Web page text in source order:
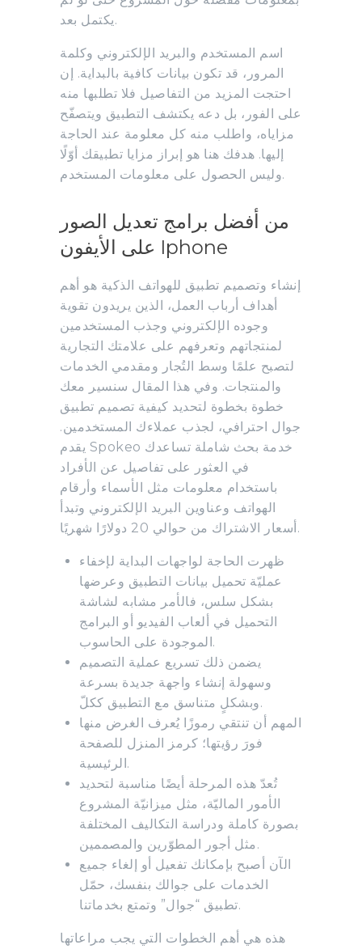
يكتمل بعد.
اسم المستخدم والبريد الإلكتروني وكلمة
المرور، قد تكون بيانات كافية بالبداية. إن
احتجت المزيد من التفاصيل فلا تطلبها منه
على الفور، بل دعه يكتشف التطبيق ويتصفّح
مزاياه، واطلب منه كل معلومة عند الحاجة
إليها. هدفك هنا هو إبراز مزايا تطبيقك أوّلًا
وليس الحصول على معلومات المستخدم.
من أفضل برامج تعديل الصور
على الأيفون Iphone
إنشاء وتصميم تطبيق للهواتف الذكية هو أهم
أهداف أرباب العمل، الذين يريدون تقوية
وجوده الإلكتروني وجذب المستخدمين
لمنتجاتهم وتعرفهم على علامتك التجارية
لتصبح علمًا وسط التُجار ومقدمي الخدمات
والمنتجات. وفي هذا المقال سنسير معك
خطوة بخطوة لتحديد كيفية تصميم تطبيق
جوال احترافي، لجذب عملاءك المستخدمين.
يقدم Spokeo خدمة بحث شاملة تساعدك
في العثور على تفاصيل عن الأفراد
باستخدام معلومات مثل الأسماء وأرقام
الهواتف وعناوين البريد الإلكتروني وتبدأ
أسعار الاشتراك من حوالي 20 دولارًا شهريًا.
ظهرت الحاجة لواجهات البداية لإخفاء
عمليّة تحميل بيانات التطبيق وعرضها
بشكل سلس، فالأمر مشابه لشاشة
التحميل في ألعاب الفيديو أو البرامج
الموجودة على الحاسوب.
يضمن ذلك تسريع عملية التصميم
وسهولة إنشاء واجهة جديدة بسرعة
وبشكلٍ متناسق مع التطبيق ككلّ.
المهم أن تنتقي رموزًا يُعرف الغرض منها
فورَ رؤيتها؛ كرمز المنزل للصفحة
الرئيسية.
تُعدّ هذه المرحلة أيضًا مناسبة لتحديد
الأمور الماليّة، مثل ميزانيّة المشروع
بصورة كاملة ودراسة التكاليف المختلفة
مثل أجور المطوّرين والمصممين.
الآن أصبح بإمكانك تفعيل أو إلغاء جميع
الخدمات على جوالك بنفسك، حمّل
تطبيق “جوال” وتمتع بخدماتنا.
هذه هي أهم الخطوات التي يجب مراعاتها